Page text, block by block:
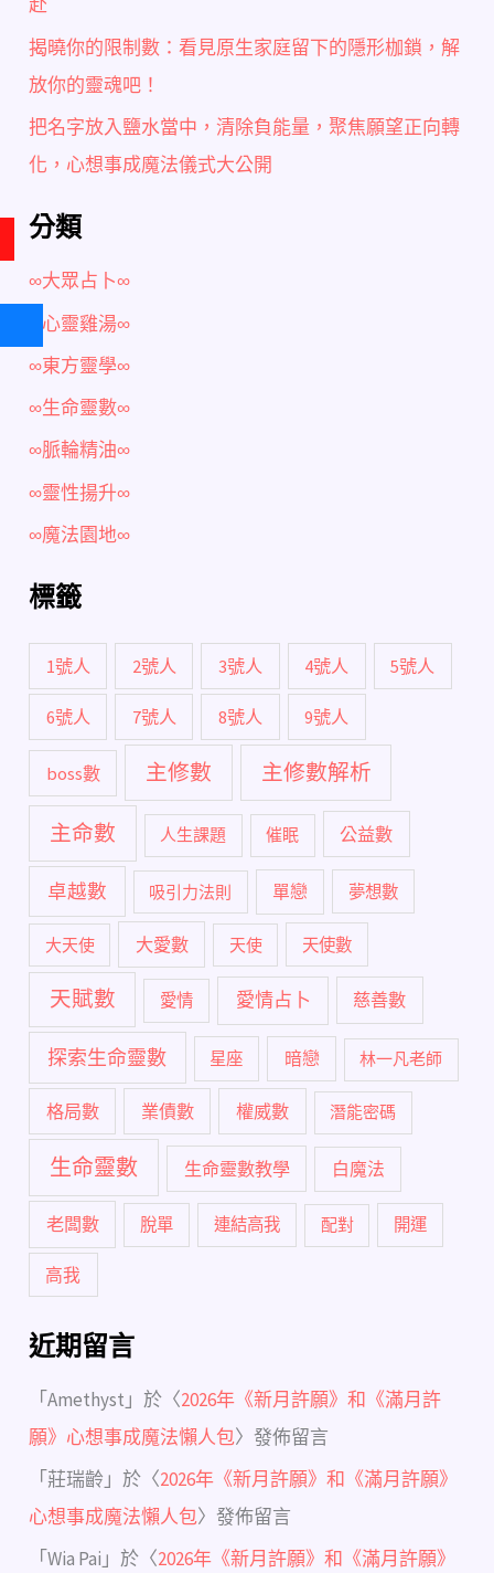
赴
揭曉你的限制數：看見原生家庭留下的隱形枷鎖，解
放你的靈魂吧！
把名字放入鹽水當中，清除負能量，聚焦願望正向轉
化，心想事成魔法儀式大公開
分類
∞大眾占卜∞
∞心靈雞湯∞
∞東方靈學∞
∞生命靈數∞
∞脈輪精油∞
∞靈性揚升∞
∞魔法園地∞
標籤
1號人 2號人 3號人 4號人 5號人
6號人 7號人 8號人 9號人
boss數 主修數 主修數解析
主命數 人生課題 催眠 公益數
卓越數 吸引力法則 單戀 夢想數
大天使 大愛數 天使 天使數
天賦數 愛情 愛情占卜 慈善數
探索生命靈數 星座 暗戀 林一凡老師
格局數 業債數 權威數 潛能密碼
生命靈數 生命靈數教學 白魔法
老闆數 脫單 連結高我 配對 開運
高我
近期留言
「Amethyst 」於〈2026年《新月許願》和《滿月許
願》心想事成魔法懶人包〉發佈留言
「莊瑞齡 」於〈2026年《新月許願》和《滿月許願》
心想事成魔法懶人包〉發佈留言
「Wia Pai 」於〈2026年《新月許願》和《滿月許願》